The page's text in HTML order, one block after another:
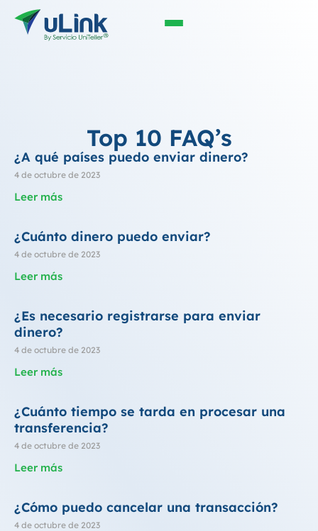
Top 10 FAQ’s
¿A qué países puedo enviar dinero?
4 de octubre de 2023
Leer más
¿Cuánto dinero puedo enviar?
4 de octubre de 2023
Leer más
¿Es necesario registrarse para enviar
dinero?
4 de octubre de 2023
Leer más
¿Cuánto tiempo se tarda en procesar una
transferencia?
4 de octubre de 2023
Leer más
¿Cómo puedo cancelar una transacción?
4 de octubre de 2023